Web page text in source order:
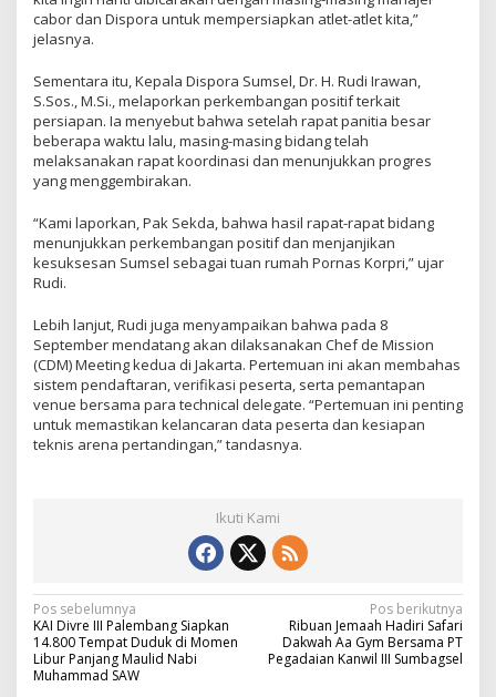
cabor dan Dispora untuk mempersiapkan atlet-atlet kita,”
jelasnya.
Sementara itu, Kepala Dispora Sumsel, Dr. H. Rudi Irawan,
S.Sos., M.Si., melaporkan perkembangan positif terkait
persiapan. Ia menyebut bahwa setelah rapat panitia besar
beberapa waktu lalu, masing-masing bidang telah
melaksanakan rapat koordinasi dan menunjukkan progres
yang menggembirakan.
“Kami laporkan, Pak Sekda, bahwa hasil rapat-rapat bidang
menunjukkan perkembangan positif dan menjanjikan
kesuksesan Sumsel sebagai tuan rumah Pornas Korpri,” ujar
Rudi.
Lebih lanjut, Rudi juga menyampaikan bahwa pada 8
September mendatang akan dilaksanakan Chef de Mission
(CDM) Meeting kedua di Jakarta. Pertemuan ini akan membahas
sistem pendaftaran, verifikasi peserta, serta pemantapan
venue bersama para technical delegate. “Pertemuan ini penting
untuk memastikan kelancaran data peserta dan kesiapan
teknis arena pertandingan,” tandasnya.
Ikuti Kami
N
a
v
Pos sebelumnya
KAI Divre III Palembang Siapkan
14.800 Tempat Duduk di Momen
Libur Panjang Maulid Nabi
Muhammad SAW
Pos berikutnya
Ribuan Jemaah Hadiri Safari
Dakwah Aa Gym Bersama PT
Pegadaian Kanwil III Sumbagsel